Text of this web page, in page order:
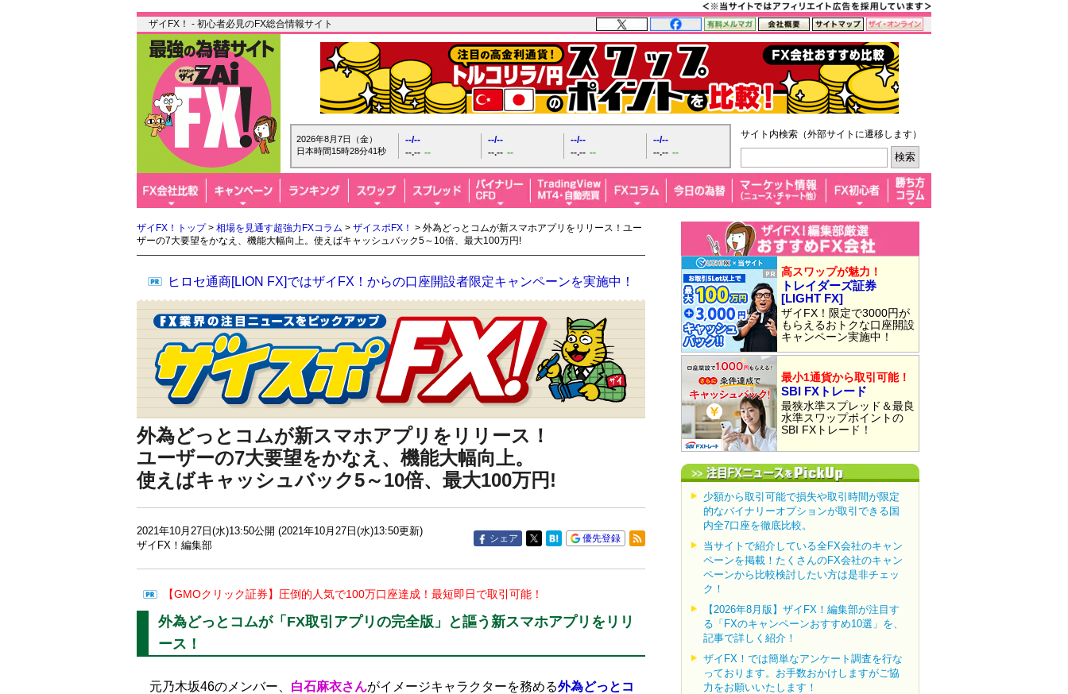
ザイFX！ - 初心者必見のFX総合情報サイト
2026年8月7日（金）
日本時間15時28分42秒
--/--
--.-- --
--/--
--.-- --
--/--
--.-- --
--/--
--.-- --
サイト内検索（外部サイトに遷移します）
ザイFX！トップ> 相場を見通す超強力FXコラム > ザイスポFX！ > 外為どっとコムが新スマホアプリをリリース！ユー
ザーの7大要望をかなえ、機能大幅向上。使えばキャッシュバック5～10倍、最大100万円!
ヒロセ通商[LION FX]ではザイFX！からの口座開設者限定キャンペーンを実施中！
外為どっとコムが新スマホアプリをリリース！
ユーザーの7大要望をかなえ、機能大幅向上。
使えばキャッシュバック5～10倍、最大100万円!
2021年10月27日(水)13:50公開 (2021年10月27日(水)13:50更新)
ザイFX！編集部
シェア 優先登録
【GMOクリック証券】圧倒的人気で100万口座達成！最短即日で取引可能！
外為どっとコムが「FX取引アプリの完全版」と謳う新スマホアプリをリリ
ース！
元乃木坂46のメンバー、 白石麻衣さんがイメージキャラクターを務める外為どっとコ
高スワップが魅力！
トレイダーズ証券
[LIGHT FX]
ザイFX！限定で3000円が
もらえるおトクな口座開設
キャンペーン実施中！
最小1通貨から取引可能！
SBI FXトレード
最狭水準スプレッド＆最良
水準スワップポイントの
SBI FXトレード！
少額から取引可能で損失や取引時間が限定
的なバイナリーオプションが取引できる国
内全7口座を徹底比較。
当サイトで紹介している全FX会社のキャン
ペーンを掲載！たくさんのFX会社のキャン
ペーンから比較検討したい方は是非チェッ
ク！
【2026年8月版】ザイFX！編集部が注目す
る「FXのキャンペーンおすすめ10選」を、
記事で詳しく紹介！
ザイFX！では簡単なアンケート調査を行な
っております。お手数おかけしますがご協
力をお願いいたします！